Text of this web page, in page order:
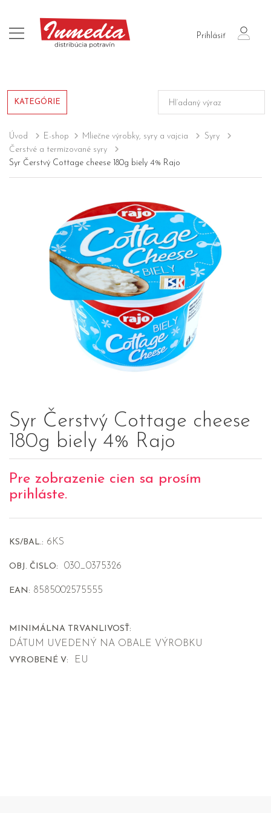
Prihlásiť
login
KATEGÓRIE
Úvod E-shop Mliečne výrobky, syry a vajcia
Syry
Čerstvé a termizované syry
Syr Čerstvý Cottage cheese 180g biely 4% Rajo
Syr Čerstvý Cottage cheese
180g biely 4% Rajo
Pre zobrazenie cien sa prosím
prihláste.
KS/BAL.: 6KS
OBJ. ČISLO: 030_0375326
EAN: 8585002575555
MINIMÁLNA TRVANLIVOSŤ:
DÁTUM UVEDENÝ NA OBALE VÝROBKU
VYROBENÉ V: EU